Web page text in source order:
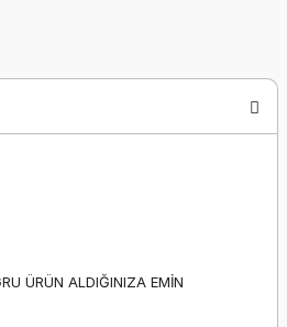
ÜRÜN ALDIĞINIZA EMİN